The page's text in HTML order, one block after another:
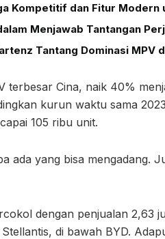
Kompetitif dan Fitur Modern
Menjawab Tantangan
Tantang Dominasi MPV
terbesar Cina, naik 40%
kurun waktu sama
105 ribu unit.
ada yang bisa mengadang.
dengan penjualan 2,63
di bawah BYD.